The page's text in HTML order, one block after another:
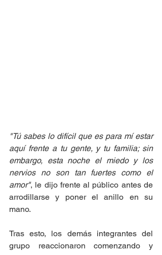
"Tú sabes lo difícil que es para mí estar
aquí frente a tu gente, y tu familia; sin
embargo, esta noche el miedo y los
nervios no son tan fuertes como el
amor", le dijo frente al público antes de
arrodillarse y poner el anillo en su
mano.
Tras esto, los demás integrantes del
grupo reaccionaron comenzando y